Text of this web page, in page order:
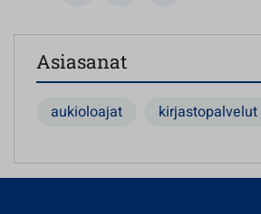
Asiasanat
aukioloajat kirjastopalvelut